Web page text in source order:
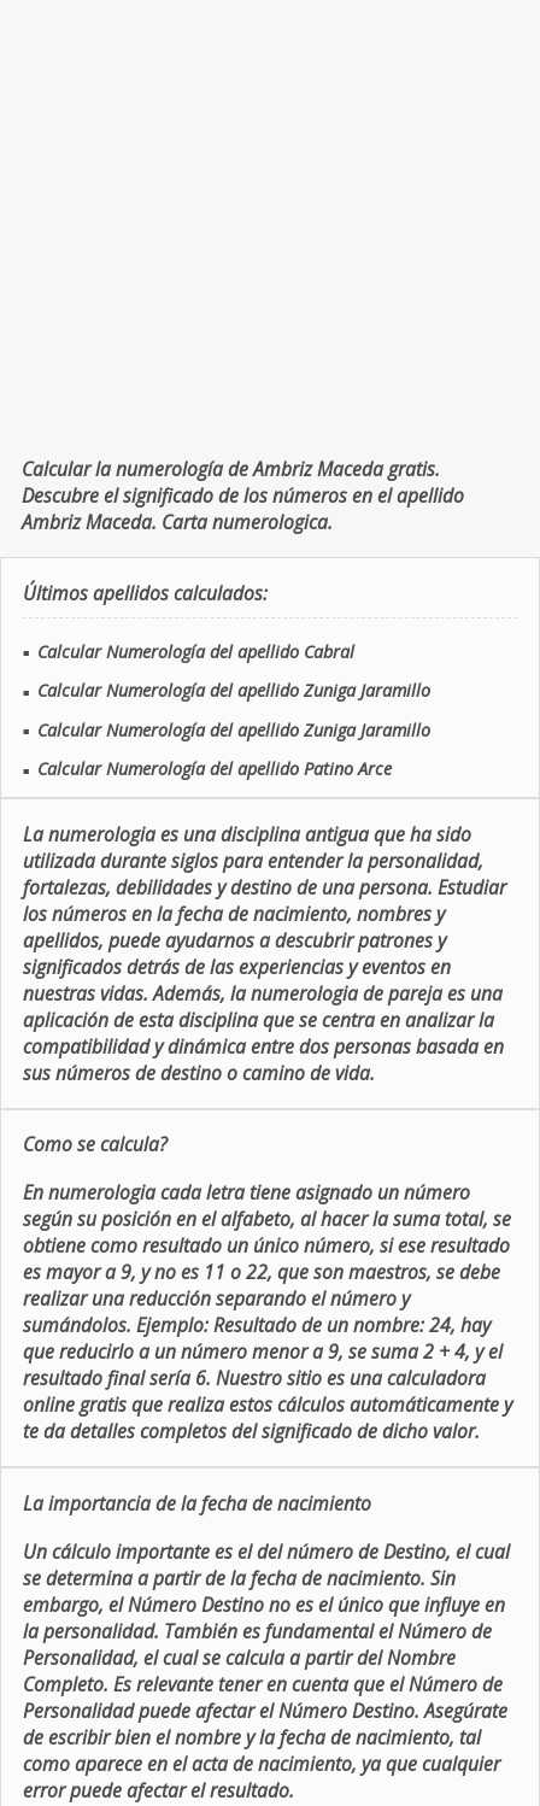
Calcular la numerología de Ambriz Maceda gratis.
Descubre el significado de los números en el apellido
Ambriz Maceda. Carta numerologica.
Últimos apellidos calculados:
■ Calcular Numerología del apellido Cabral
■ Calcular Numerología del apellido Zuniga Jaramillo
■ Calcular Numerología del apellido Zuniga Jaramillo
■ Calcular Numerología del apellido Patino Arce
La numerologia es una disciplina antigua que ha sido
utilizada durante siglos para entender la personalidad,
fortalezas, debilidades y destino de una persona. Estudiar
los números en la fecha de nacimiento, nombres y
apellidos, puede ayudarnos a descubrir patrones y
significados detrás de las experiencias y eventos en
nuestras vidas. Además, la numerologia de pareja es una
aplicación de esta disciplina que se centra en analizar la
compatibilidad y dinámica entre dos personas basada en
sus números de destino o camino de vida.
Como se calcula?
En numerologia cada letra tiene asignado un número
según su posición en el alfabeto, al hacer la suma total, se
obtiene como resultado un único número, si ese resultado
es mayor a 9, y no es 11 o 22, que son maestros, se debe
realizar una reducción separando el número y
sumándolos. Ejemplo: Resultado de un nombre: 24, hay
que reducirlo a un número menor a 9, se suma 2 + 4, y el
resultado final sería 6. Nuestro sitio es una calculadora
online gratis que realiza estos cálculos automáticamente y
te da detalles completos del significado de dicho valor.
La importancia de la fecha de nacimiento
Un cálculo importante es el del número de Destino, el cual
se determina a partir de la fecha de nacimiento. Sin
embargo, el Número Destino no es el único que influye en
la personalidad. También es fundamental el Número de
Personalidad, el cual se calcula a partir del Nombre
Completo. Es relevante tener en cuenta que el Número de
Personalidad puede afectar el Número Destino. Asegúrate
de escribir bien el nombre y la fecha de nacimiento, tal
como aparece en el acta de nacimiento, ya que cualquier
error puede afectar el resultado.